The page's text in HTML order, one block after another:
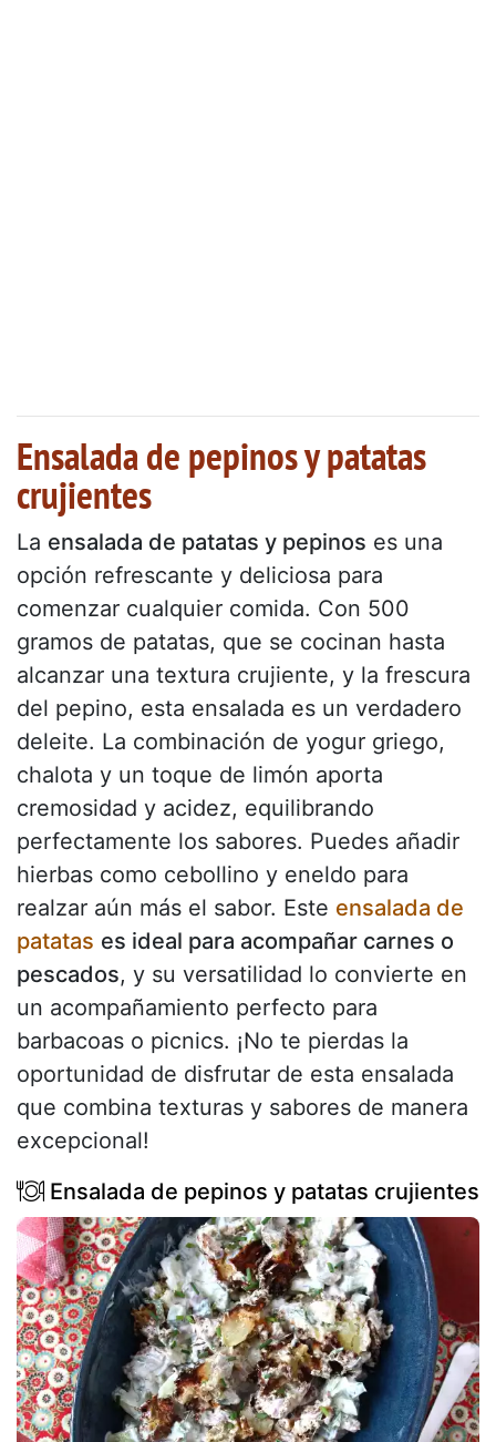
Ensalada de pepinos y patatas
crujientes
La ensalada de patatas y pepinos es una
opción refrescante y deliciosa para
comenzar cualquier comida. Con 500
gramos de patatas, que se cocinan hasta
alcanzar una textura crujiente, y la frescura
del pepino, esta ensalada es un verdadero
deleite. La combinación de yogur griego,
chalota y un toque de limón aporta
cremosidad y acidez, equilibrando
perfectamente los sabores. Puedes añadir
hierbas como cebollino y eneldo para
realzar aún más el sabor. Este ensalada de
patatas es ideal para acompañar carnes o
pescados, y su versatilidad lo convierte en
un acompañamiento perfecto para
barbacoas o picnics. ¡No te pierdas la
oportunidad de disfrutar de esta ensalada
que combina texturas y sabores de manera
excepcional!
Ensalada de pepinos y patatas crujientes